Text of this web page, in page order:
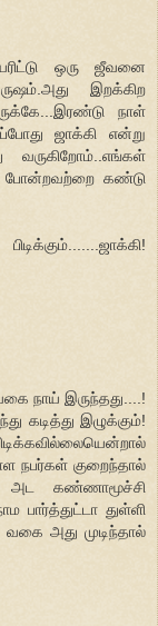
ஒரு ஜீவனை
இறக்கிற
நாள்
ஜாக்கி என்று
போன்றவற்றை கண்டு
நாய் இருந்தது....!
கடித்து இழுக்கும்!
நபர்கள் குறைந்தால்
அட கண்ணாமூச்சி
பார்த்துட்டா துள்ளி
வகை அது முடிந்தால்